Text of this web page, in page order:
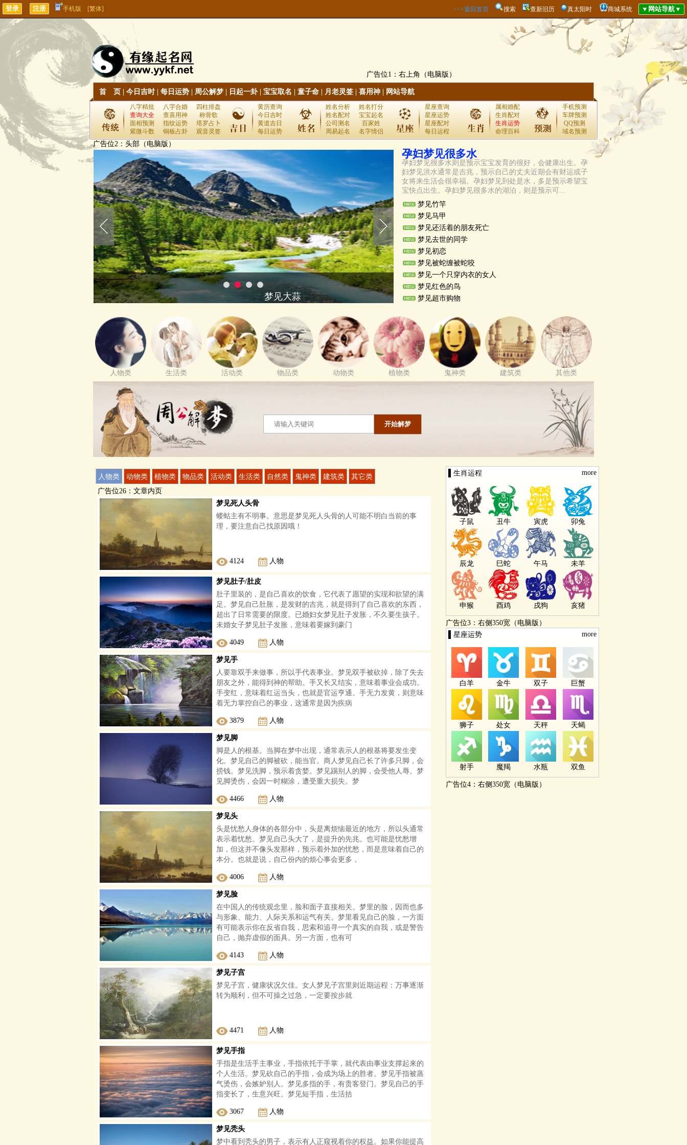
手机版 [繁体] <<<返回首页 搜索 查新旧历 真太阳时 商城系统
广告位1：右上角（电脑版）
首 页 今日吉时| 每日运势 周公解梦 日起一卦| 宝宝取名 童子命 月老灵签 喜用神 网站导航
八字精批 八字合婚
四柱排盘
查询大全
查喜用神
称骨歌
面相预测
指纹运势
塔罗占卜
紫微斗数
铜板占卦 观音灵签
黄历查询
今日吉时
黄道吉日
每日运势
姓名分析
姓名打分
姓名配对
宝宝起名
公司测名
百家姓
周易起名
名字情侣
星座查询
星座运势
星座配对
每日运程
属相婚配
生肖配对
生肖运势
命理百科
手机预测
车牌预测
QQ预测
域名预测
广告位2：头部（电脑版）
孕妇梦见很多水
孕妇梦见很多水则是预示宝宝发育的很好，会健康出生。孕
妇梦见洪水通常是吉兆，预示自己的丈夫近期会有财运或子
女将来生活会很幸福。孕妇梦见到处是水，多是预示希望宝
宝快点出生。孕妇梦见很多水的湖泊，则是预示可...
梦见竹竿
梦见马甲
梦见还活着的朋友死亡
梦见去世的同学
梦见初恋
梦见被蛇缠被蛇咬
梦见一个只穿内衣的女人
梦见红色的鸟
梦见超市购物
人物类 生活类 活动类 物品类 动物类 植物类 鬼神类 建筑类 其他类
人物类 动物类 植物类 物品类 活动类 生活类 自然类 鬼神类 建筑类 其它类
广告位26：文章内页
梦见死人头骨
蝼蛄主有不明事。意思是梦见死人头骨的人可能不明白当前的事
理，要注意自己找原因哦！
4124 人物
梦见肚子/肚皮
肚子里装的，是自己喜欢的饮食，它代表了愿望的实现和欲望的满
足。梦见自己肚胀，是发财的吉兆，就是得到了自己喜欢的东西，
超出了日常需要的限度。已婚妇女梦见肚子发胀，不久要生孩子。
未婚女子梦见肚子发胀，意味着要嫁到豪门
4049 人物
梦见手
人要靠双手来做事，所以手代表事业。梦见双手被砍掉，除了失去
朋友之外，能得到神的帮助。手又长又结实，意味着事业会成功。
手变红，意味着红运当头，也就是官运亨通。手无力发黄，则意味
着无力掌控自己的事业，这通常是因为疾病
3879 人物
梦见脚
脚是人的根基。当脚在梦中出现，通常表示人的根基将要发生变
化。梦见自己的脚被砍，能当官。商人梦见自己长了许多只脚，会
捞钱。梦见洗脚，预示着贪婪。梦见踢别人的脚，会受他人辱。梦
见脚烫伤，会因一时糊涂，遭受重大损失。梦
4466 人物
梦见头
头是忧愁人身体的各部分中，头是离烦恼最近的地方，所以头通常
表示着忧愁。梦见自己头大了，是提升的先兆。也可能是忧愁增
加，但这并不像头发那样，预示着外加的忧愁，而是意味着自己的
本分。也就是说，自己份内的烦心事会更多，
4006 人物
梦见脸
在中国人的传统观念里，脸和面子直接相关。梦里的脸，因而也多
与形象、能力、人际关系和运气有关。梦里看见自己的脸，一方面
有可能表示你在反省自我，思索和追寻一个真实的自我，或是警告
自己，抛弃虚假的面具。另一方面，也有可
4143 人物
梦见子宫
梦见子宫，健康状况欠佳。女人梦见子宫里则近期运程：万事逐渐
转为顺利，但不可操之过急，一定要按步就
4471 人物
梦见手指
手指是生活手主事业，手指依托于手掌，就代表由事业支撑起来的
个人生活。梦见砍自己的手指，会成为场上的胜者。梦见手指被蒸
气烫伤，会嫉妒别人。梦见多指的手，有贵客登门。梦见自己的手
指变长了，生意兴旺。梦见短手指，生活拮
3067 人物
梦见秃头
梦中看到秃头的男子，表示有人正窥视着你的权益。如果你能提高
▌生肖运程 more
子鼠 丑牛 寅虎 卯兔
辰龙 巳蛇 午马 未羊
申猴 酉鸡 戌狗 亥猪
广告位3：右侧350宽（电脑版）
▌星座运势
more
白羊 金牛 双子 巨蟹
狮子 处女 天秤 天蝎
射手 魔羯 水瓶 双鱼
广告位4：右侧350宽（电脑版）